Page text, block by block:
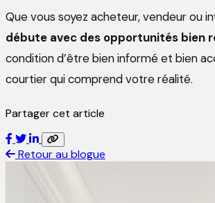
Que vous soyez acheteur, vendeur ou
débute avec des opportunités bien
condition d’être bien informé et bien
courtier qui comprend votre réalité.
Partager cet article
Retour au blogue